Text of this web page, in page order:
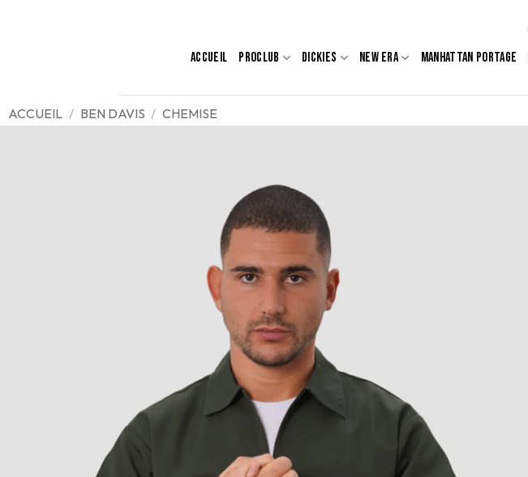
ACCUEIL PROCLUB DICKIES NEW ERA MANHATTAN PORTAGE
ACCUEIL / BEN DAVIS / CHEMISE